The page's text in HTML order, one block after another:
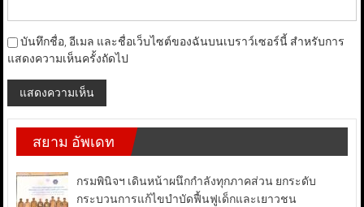
บันทึกชื่อ, อีเมล และชื่อเว็บไซต์ของฉันบนเบราว์เซอร์นี้ สำหรับการ
แสดงความเห็นครั้งถัดไป
สยาม อัพเดท
กรมพินิจฯ เดินหน้าผนึกกำลังทุกภาคส่วน ยกระดับ
กระบวนการแก้ไขบำบัดฟื้นฟูเด็กและเยาวชน